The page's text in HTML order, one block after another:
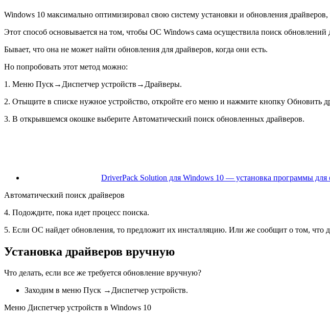
Windows 10 максимально оптимизировал свою систему установки и обновления
Этот способ основывается на том, чтобы ОС Windows сама осуществила поиск обновлений
Бывает, что она не может найти обновления для драйверов, когда они есть.
Но попробовать этот метод можно:
1. Меню Пуск→Диспетчер устройств→Драйверы.
2. Отыщите в списке нужное устройство, откройте его меню и нажмите кнопку Обновить
3. В открывшемся окошке выберите Автоматический поиск обновленных драйверов.
DriverPack Solution для Windows 10 — установка программы для
Автоматический поиск драйверов
4. Подождите, пока идет процесс поиска.
5. Если ОС найдет обновления, то предложит их инсталляцию. Или же сообщит о том, что
Установка драйверов вручную
Что делать, если все же требуется обновление вручную?
Заходим в меню Пуск →Диспетчер устройств.
Меню Диспетчер устройств в Windows 10